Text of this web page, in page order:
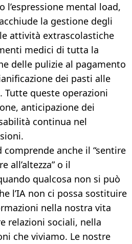
l’espressione mental load,
la gestione degli
attività extrascolastiche
medici di tutta la
delle pulizie al pagamento
dei pasti alle
Tutte queste operazioni
anticipazione dei
continua nel
anche il “sentire
all’altezza” o il
qualcosa non si può
l’IA non ci possa sostituire
nella nostra vita
relazioni sociali, nella
che viviamo. Le nostre